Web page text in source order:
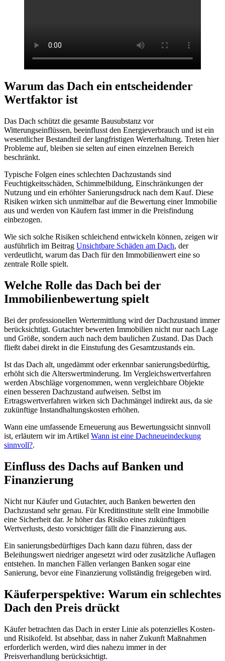
Warum das Dach ein entscheidender
Wertfaktor ist
Das Dach schützt die gesamte Bausubstanz vor
Witterungseinflüssen, beeinflusst den Energieverbrauch und ist ein
wesentlicher Bestandteil der langfristigen Werterhaltung. Treten hier
Probleme auf, bleiben sie selten auf einen einzelnen Bereich
beschränkt.
Typische Folgen eines schlechten Dachzustands sind
Feuchtigkeitsschäden, Schimmelbildung, Einschränkungen der
Nutzung und ein erhöhter Sanierungsdruck nach dem Kauf. Diese
Risiken wirken sich unmittelbar auf die Bewertung einer Immobilie
aus und werden von Käufern fast immer in die Preisfindung
einbezogen.
Wie sich solche Risiken schleichend entwickeln können, zeigen wir
ausführlich im Beitrag Unsichtbare Schäden am Dach, der
verdeutlicht, warum das Dach für den Immobilienwert eine so
zentrale Rolle spielt.
Welche Rolle das Dach bei der
Immobilienbewertung spielt
Bei der professionellen Wertermittlung wird der Dachzustand immer
berücksichtigt. Gutachter bewerten Immobilien nicht nur nach Lage
und Größe, sondern auch nach dem baulichen Zustand. Das Dach
fließt dabei direkt in die Einstufung des Gesamtzustands ein.
Ist das Dach alt, ungedämmt oder erkennbar sanierungsbedürftig,
erhöht sich die Alterswertminderung. Im Vergleichswertverfahren
werden Abschläge vorgenommen, wenn vergleichbare Objekte
einen besseren Dachzustand aufweisen. Selbst im
Ertragswertverfahren wirken sich Dachmängel indirekt aus, da sie
zukünftige Instandhaltungskosten erhöhen.
Wann eine umfassende Erneuerung aus Bewertungssicht sinnvoll
ist, erläutern wir im Artikel Wann ist eine Dachneueindeckung
sinnvoll?.
Einfluss des Dachs auf Banken und
Finanzierung
Nicht nur Käufer und Gutachter, auch Banken bewerten den
Dachzustand sehr genau. Für Kreditinstitute stellt eine Immobilie
eine Sicherheit dar. Je höher das Risiko eines zukünftigen
Wertverlusts, desto vorsichtiger fällt die Finanzierung aus.
Ein sanierungsbedürftiges Dach kann dazu führen, dass der
Beleihungswert niedriger angesetzt wird oder zusätzliche Auflagen
entstehen. In manchen Fällen verlangen Banken sogar eine
Sanierung, bevor eine Finanzierung vollständig freigegeben wird.
Käuferperspektive: Warum ein schlechtes
Dach den Preis drückt
Käufer betrachten das Dach in erster Linie als potenzielles Kosten-
und Risikofeld. Ist absehbar, dass in naher Zukunft Maßnahmen
erforderlich werden, wird dies nahezu immer in der
Preisverhandlung berücksichtigt.